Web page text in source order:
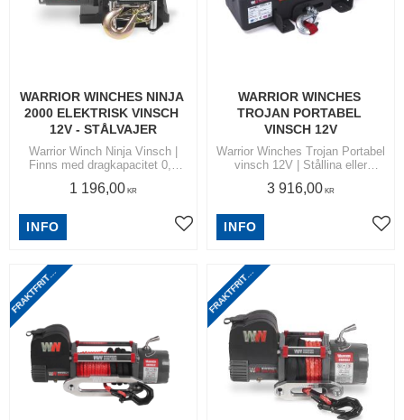
WARRIOR WINCHES NINJA
2000 ELEKTRISK VINSCH
12V - STÅLVAJER
Warrior Winch Ninja Vinsch |
Finns med dragkapacitet 0,9
1 196,00 KR
Lägg till i favoriter
INFO
WARRIOR WINCHES
TROJAN PORTABEL
VINSCH 12V
​Warrior Winches Trojan Portabel
vinsch 12V | Stållina eller
3 916,00 KR
INFO
F
R
A
K
T
F
R
I
T
T
I
N
O
M
S
V
E
R
I
G
E F
R
A
K
T
F
R
I
T
T
I
N
O
M
S
V
E
R
I
G
E